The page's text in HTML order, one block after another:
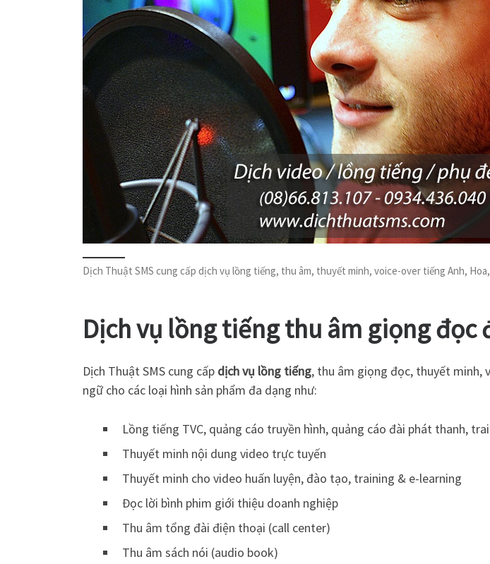
Dịch Thuật SMS cung cấp dịch vụ lồng tiếng, thu âm, thuyết minh, voice-over tiếng Anh,
Dịch vụ lồng tiếng thu âm giọng đọc
Dịch Thuật SMS cung cấp dịch vụ lồng tiếng, thu âm giọng đọc, thuyết minh,
ngữ cho các loại hình sản phẩm đa dạng như:
Lồng tiếng TVC, quảng cáo truyền hình, quảng cáo đài phát thanh,
Thuyết minh nội dung video trực tuyến
Thuyết minh cho video huấn luyện, đào tạo, training & e-learning
Đọc lời bình phim giới thiệu doanh nghiệp
Thu âm tổng đài điện thoại (call center)
Thu âm sách nói (audio book)